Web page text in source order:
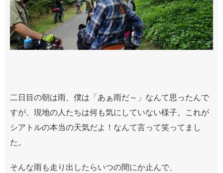
二日目の朝は雨、僕は「あぁ雨だ～」なんて思ったんで
すが、現地の人たちは何も気にしていない様子。これが
シアトルの本当の天気だよ！なんて言って笑ってまし
た。
そんな雨も走り出したらいつの間にか止んで、